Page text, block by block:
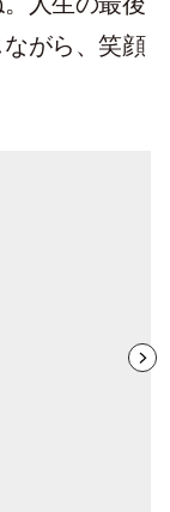
がら、笑顔